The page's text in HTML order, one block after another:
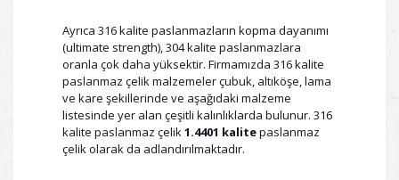
Ayrıca 316 kalite paslanmazların kopma dayanımı
(ultimate strength), 304 kalite paslanmazlara
oranla çok daha yüksektir. Firmamızda 316 kalite
paslanmaz çelik malzemeler çubuk, altıköşe, lama
ve kare şekillerinde ve aşağıdaki malzeme
listesinde yer alan çeşitli kalınlıklarda bulunur. 316
kalite paslanmaz çelik1.4401 kalitepaslanmaz
çelik olarak da adlandırılmaktadır.